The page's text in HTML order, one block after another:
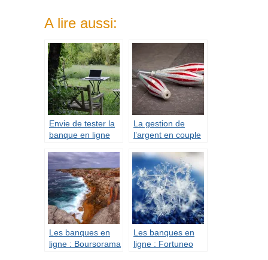
A lire aussi:
Envie de tester la
banque en ligne
ses avantages ?
La gestion de
l’argent en couple
bancaires
Les banques en
ligne : Boursorama
Les banques en
ligne : Fortuneo